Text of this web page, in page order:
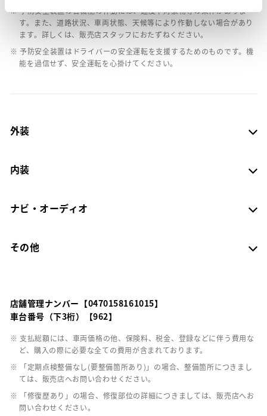
※ 予防安全装置の各機能の作動には、速度や対象物等の条件がありま
す。また、道路状況、車両状態、天候等により作動しない場合があり
ます。詳しくは、販売店スタッフにおたずねください。
※ 予防安全装置はドライバーの安全運転を支援するためのものです。機
能を過信せず、安全運転を心掛けてください。
外装
内装
ナビ・オーディオ
その他
店舗管理ナンバー【0470158161015】
車台番号（下3桁）【962】
※ 支払総額には、車両価格の他、保険料、税金、登録などに伴う費用な
ど、購入の際に必要な全ての費用が含まれております。
※ 「定期点検整備なし(要整備箇所あり)」の場合、整備箇所につきまし
ては、販売店へお問い合わせください。
※ 「修復歴あり」の場合、修復部位の詳細につきましては、販売店へお
問い合わせください。